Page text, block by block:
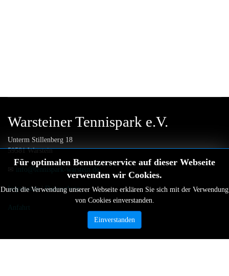
Für optimalen Benutzerservice auf dieser Webseite
verwenden wir Cookies.
Durch die Verwendung unserer Webseite erklären Sie sich mit der Verwendung
von Cookies einverstanden.
Einverstanden
Warsteiner Tennispark e.V.
Unterm Stillenberg 18
59581 Warstein
✉ info@tennispark-warstein.de
Impressum|Datenschutz
Anfahrt